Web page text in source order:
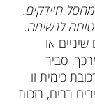
חיידקים.
לנשימה.
או
סביר
כימית זו
רבים, בזכות